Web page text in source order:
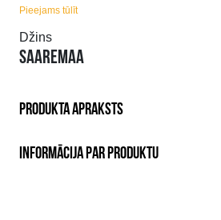
Pieejams tūlīt
Džins
SAAREMAA
PRODUKTA APRAKSTS
INFORMĀCIJA PAR PRODUKTU